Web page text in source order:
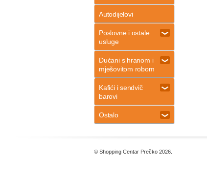
Autodijelovi
Poslovne i ostale
usluge
Dućani s hranom i
mješovitom robom
Kafići i sendvič
barovi
Ostalo
© Shopping Centar Prečko 2026.